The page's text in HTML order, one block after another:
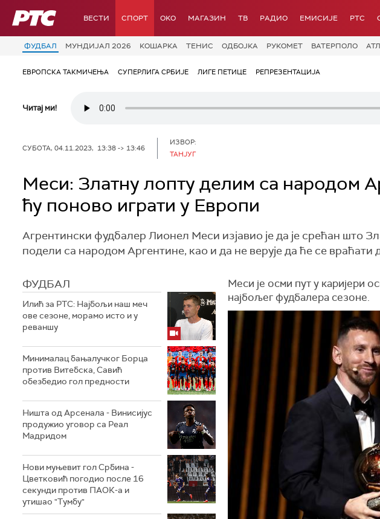
РТС ВЕСТИ СПОРТ OKO МАГАЗИН ТВ РАДИО ЕМИСИЈЕ РТС
ФУДБАЛ МУНДИЈАЛ 2026 КОШАРКА ТЕНИС ОДБОЈКА РУКОМЕТ ВАТЕРПОЛО
ЕВРОПСКА ТАКМИЧЕЊА СУПЕРЛИГА СРБИЈЕ ЛИГЕ ПЕТИЦЕ РЕПРЕЗЕНТАЦИЈА
Читај ми!
СУБОТА, 04.11.2023, 13:38 -> 13:46
ИЗВОР:
ТАНЈУГ
Меси: Златну лопту делим са народом
ћу поново играти у Европи
Агрентински фудбалер Лионел Меси изјавио је да је срећан што
подели са народом Аргентине, као и да не верује да ће се враћати
ФУДБАЛ
Илић за РТС: Најбољи наш меч
ове сезоне, морамо исто и у
реваншу
Минималац бањалучког Борца
против Витебска, Савић
обезбедио гол предности
Ништа од Арсенала - Винисијус
продужио уговор са Реал
Мадридом
Нови муњевит гол Србина -
Цветковић погодио после 16
секунди против ПАОК-а и
утишао "Тумбу"
Меси је осми пут у каријери
најбољег фудбалера сезоне.